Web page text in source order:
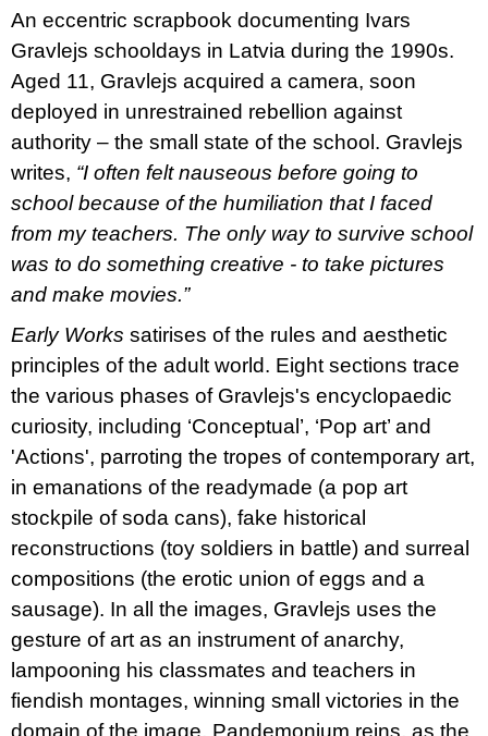
An eccentric scrapbook documenting Ivars
Gravlejs schooldays in Latvia during the 1990s.
Aged 11, Gravlejs acquired a camera, soon
deployed in unrestrained rebellion against
authority – the small state of the school. Gravlejs
writes, “I often felt nauseous before going to
school because of the humiliation that I faced
from my teachers. The only way to survive school
was to do something creative - to take pictures
and make movies.”
Early Works satirises of the rules and aesthetic
principles of the adult world. Eight sections trace
the various phases of Gravlejs's encyclopaedic
curiosity, including ‘Conceptual’, ‘Pop art’ and
'Actions', parroting the tropes of contemporary art,
in emanations of the readymade (a pop art
stockpile of soda cans), fake historical
reconstructions (toy soldiers in battle) and surreal
compositions (the erotic union of eggs and a
sausage). In all the images, Gravlejs uses the
gesture of art as an instrument of anarchy,
lampooning his classmates and teachers in
fiendish montages, winning small victories in the
domain of the image. Pandemonium reins, as the
j
e
e
PŘIŠEL
ČAS
NA
DRUHOU
:
SMĚNU
Z
TEXTŮ
2022 –
2025
350
Kč